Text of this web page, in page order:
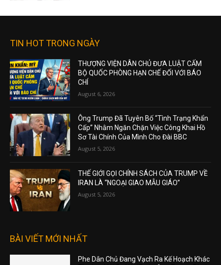
TIN HOT TRONG NGÀY
THƯỢNG VIỆN DÂN CHỦ ĐƯA LUẬT CẤM
BỘ QUỐC PHÒNG HẠN CHẾ ĐỐI VỚI BÁO
CHÍ
August 6, 2026
Ông Trump Đã Tuyên Bố “Tình Trạng Khẩn
Cấp” Nhằm Ngăn Chặn Việc Công Khai Hồ
Sơ Tài Chính Của Mình Cho Đài BBC
August 5, 2026
THẾ GIỚI GỌI CHÍNH SÁCH CỦA TRUMP VỀ
IRAN LÀ “NGOẠI GIAO MẪU GIÁO”
August 5, 2026
BÀI VIẾT MỚI NHẤT
Phe Dân Chủ Đang Vạch Ra Kế Hoạch Khác